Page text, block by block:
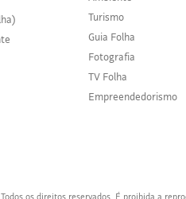
Turismo
Guia Folha
Fotografia
TV Folha
Empreendedorismo